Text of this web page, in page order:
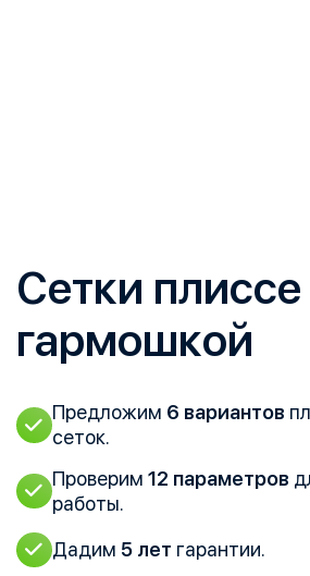
Сетки плиссе
гармошкой
Предложим 6 вариантов
сеток.
Проверим 12 параметров
работы.
Дадим 5 лет гарантии.